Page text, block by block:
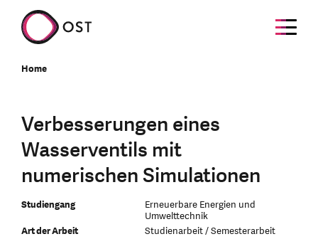
Home
Verbesserungen eines
Wasserventils mit
numerischen Simulationen
Studiengang
Erneuerbare Energien und
Umwelttechnik
Art der Arbeit
Studienarbeit / Semesterarbeit